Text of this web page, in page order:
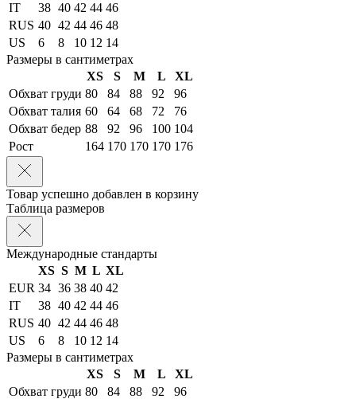
IT
38 40 42 44 46
RUS 40 42 44 46 48
US
6 8 10 12 14
Размеры в сантиметрах
XS
S M L
XL
Обхват груди 80 84 88 92
96
Обхват талия 60 64 68 72
76
Обхват бедер 88 92 96 100 104
Рост
164 170 170 170 176
Товар успешно добавлен в корзину
Таблица размеров
Международные стандарты
XS S M L XL
EUR 34 36 38 40 42
IT
38 40 42 44 46
RUS 40 42 44 46 48
US
6 8 10 12 14
Размеры в сантиметрах
XS
S M L
XL
Обхват груди 80 84 88 92 96